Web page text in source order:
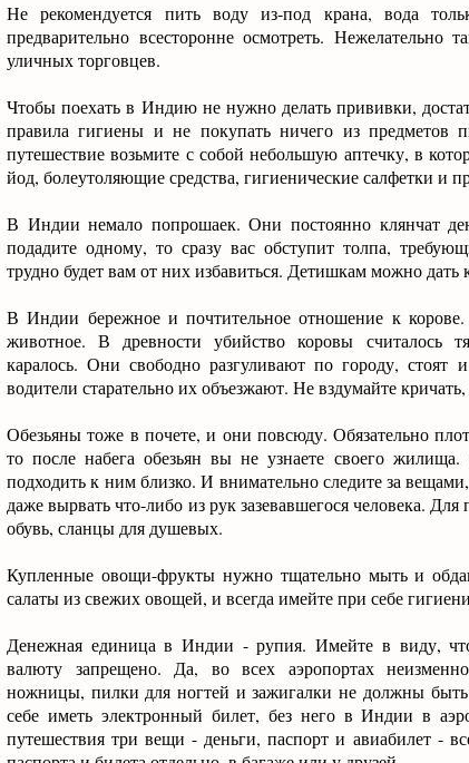
Не рекомендуется пить воду из-под крана, вода
предварительно всесторонне осмотреть.
уличных торговцев.
Чтобы поехать в Индию не нужно делать прививки,
правила гигиены и не покупать ничего из предметов
путешествие возьмите с собой небольшую аптечку, в
йод, болеутоляющие средства, гигиенические салфетки и
В Индии немало попрошаек. Они постоянно клянчат
подадите одному, то сразу вас обступит толпа,
трудно будет вам от них избавиться. Детишкам можно
В Индии бережное и почтительное отношение к
животное. В древности убийство коровы считалось
каралось. Они свободно разгуливают по городу,
водители старательно их объезжают. Не вздумайте
Обезьяны тоже в почете, и они повсюду. Обязательно
то после набега обезьян вы не узнаете своего
подходить к ним близко. И внимательно следите за
даже вырвать что-либо из рук зазевавшегося человека. Для
обувь, сланцы для душевых.
Купленные овощи-фрукты нужно тщательно мыть и
салаты из свежих овощей, и всегда имейте при себе
Денежная единица в Индии - рупия. Имейте в виду,
валюту запрещено. Да, во всех аэропортах
ножницы, пилки для ногтей и зажигалки не должны
себе иметь электронный билет, без него в Индии в
путешествия три вещи - деньги, паспорт и авиабилет -